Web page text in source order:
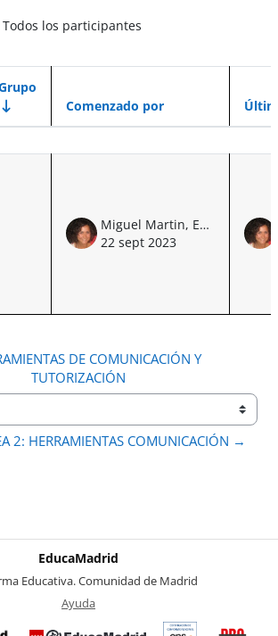
los participantes
Comenzado por
Miguel Martin, Eva Irene de
22 sept 2023
DE COMUNICACIÓN Y
TUTORIZACIÓN
2: HERRAMIENTAS COMUNICACIÓN →
EducaMadrid
Educativa. Comunidad de Madrid
Ayuda
Certificación